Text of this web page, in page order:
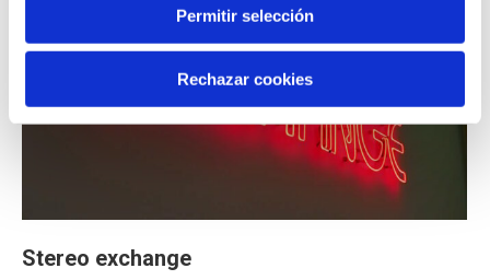
Permitir selección
Rechazar cookies
Stereo exchange